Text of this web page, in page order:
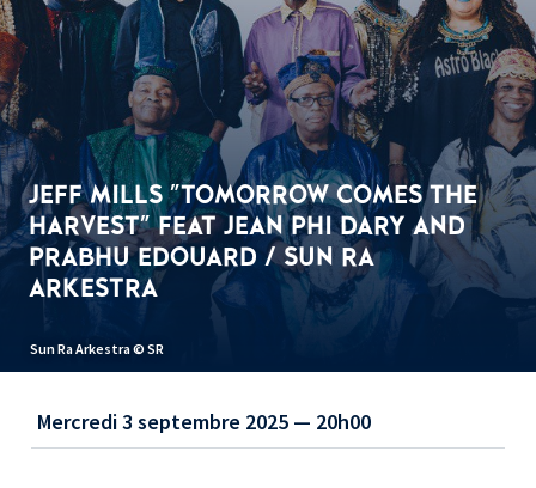
Sun Ra Arkestra © SR
JEFF MILLS "TOMORROW COMES THE
HARVEST" FEAT JEAN PHI DARY AND
PRABHU EDOUARD / SUN RA
ARKESTRA
Mercredi 3 septembre 2025 — 20h00